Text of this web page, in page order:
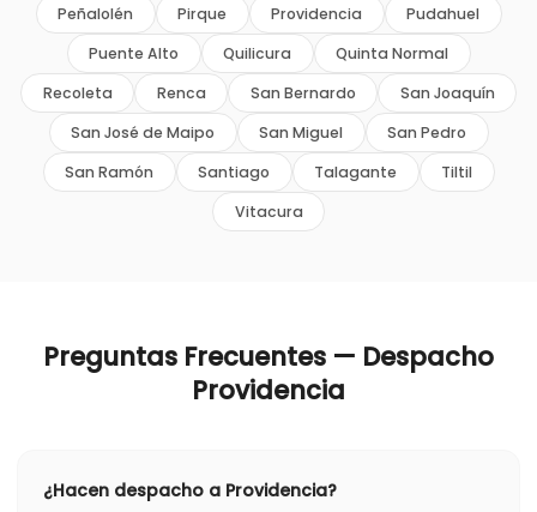
Peñalolén Pirque Providencia
Pudahuel
Puente Alto
Quilicura
Quinta Normal
Recoleta
Renca San Bernardo
San Joaquín
San José de Maipo
San Miguel
San Pedro
San Ramón
Santiago Talagante
Tiltil
Vitacura
Preguntas Frecuentes — Despacho
Providencia
¿Hacen despacho a Providencia?